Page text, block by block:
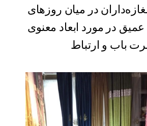
در میان روزهای
در مورد ابعاد معنوی
باب و ارتباط